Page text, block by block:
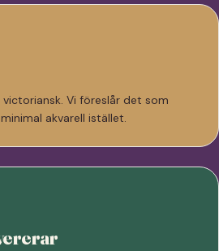
victoriansk. Vi föreslår det som
akvarell istället.